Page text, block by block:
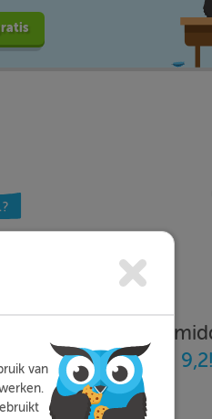
dat zij Slimleren
met een 9,2!
van